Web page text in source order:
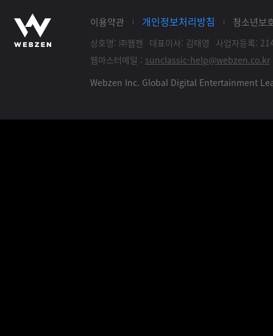
이용약관 개인정보처리방침 청소년보
상호명: ㈜웹젠 대표이사: 김태영
사업자등록:
웹마스터메일 : sunclassic-help@webzen.co.kr
Webzen Inc. Global Digital Entertainment